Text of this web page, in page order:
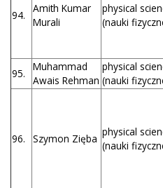
94.
Amith Kumar
Murali
physical
(nauki
95.
Muhammad
Awais Rehman
physical
(nauki
96. Szymon Zięba
physical
(nauki